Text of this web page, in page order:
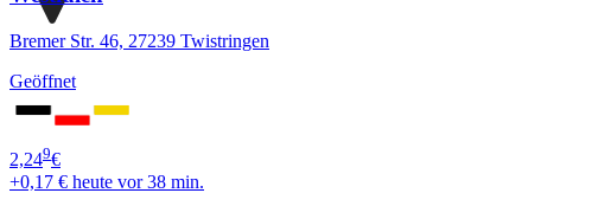
Bremer Str. 46, 27239 Twistringen
Geöffnet
2,249€
+0,17 € heute vor 38 min.